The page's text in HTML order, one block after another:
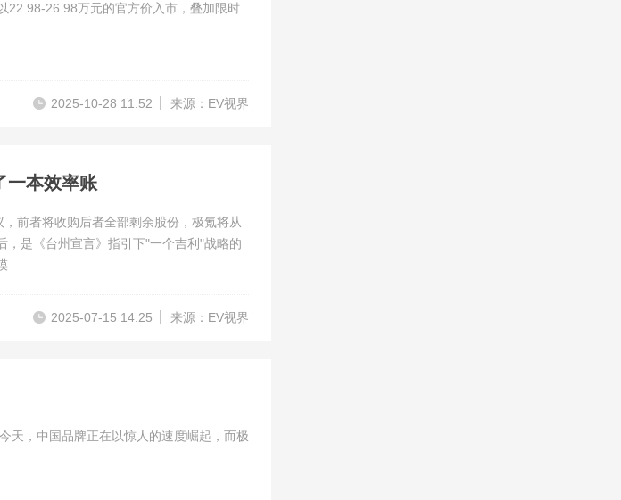
22.98-26.98万元的官方价入市，叠加限时
来源：EV视界
2025-10-28 11:52
一本效率账
前者将收购后者全部剩余股份，极氪将从
是《台州宣言》指引下"一个吉利"战略的
来源：EV视界
2025-07-15 14:25
天，中国品牌正在以惊人的速度崛起，而极